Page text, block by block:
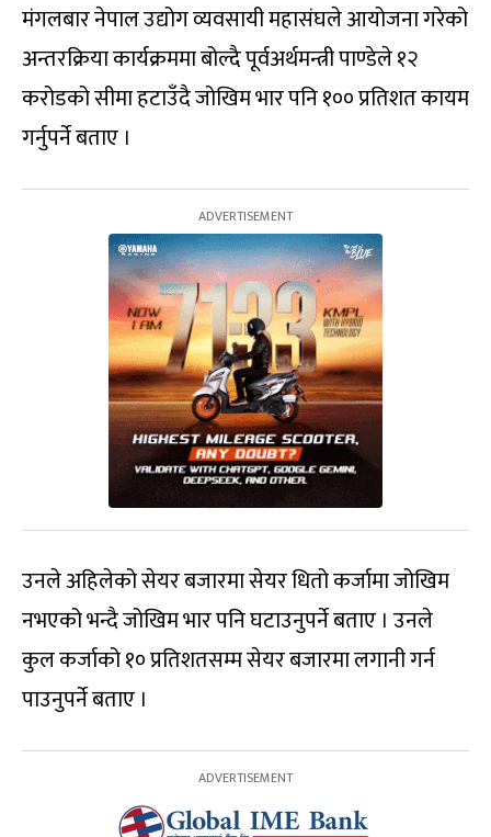
मंगलबार नेपाल उद्योग व्यवसायी महासंघले आयोजना गरेको
अन्तरक्रिया कार्यक्रममा बोल्दै पूर्वअर्थमन्त्री पाण्डेले १२
करोडको सीमा हटाउँदै जोखिम भार पनि १०० प्रतिशत कायम
गर्नुपर्ने बताए ।
उनले अहिलेको सेयर बजारमा सेयर धितो कर्जामा जोखिम
नभएको भन्दै जोखिम भार पनि घटाउनुपर्ने बताए । उनले
कुल कर्जाको १० प्रतिशतसम्म सेयर बजारमा लगानी गर्न
पाउनुपर्ने बताए ।